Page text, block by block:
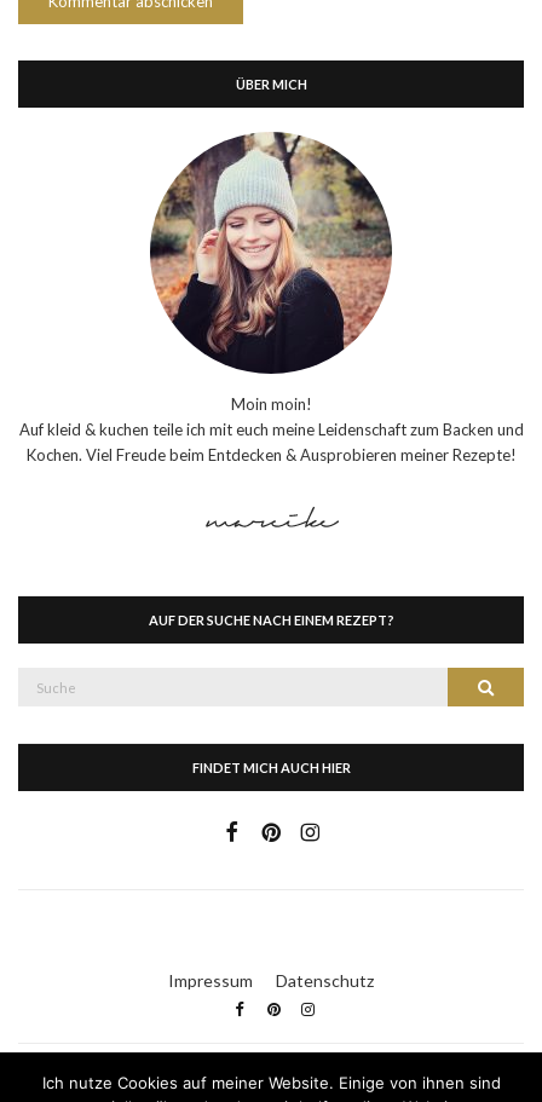
ÜBER MICH
Moin moin!
Auf kleid & kuchen teile ich mit euch meine Leidenschaft zum Backen und
Kochen. Viel Freude beim Entdecken & Ausprobieren meiner Rezepte!
AUF DER SUCHE NACH EINEM REZEPT?
Suche
FINDET MICH AUCH HIER
Impressum Datenschutz
Ich nutze Cookies auf meiner Website. Einige von ihnen sind